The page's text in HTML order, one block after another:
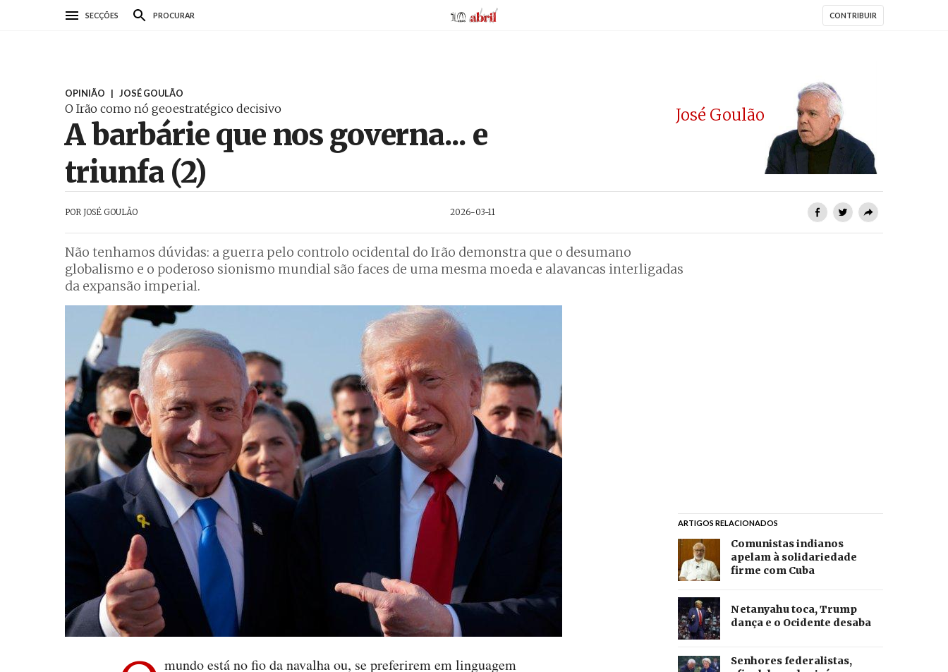
SECÇÕES PROCURAR AbrilAbril CONTRIBUIR
OPINIÃO | JOSÉ GOULÃO
O Irão como nó geoestratégico decisivo
A barbárie que nos governa... e
triunfa (2)
José Goulão
POR JOSÉ GOULÃO 2026-03-11
Não tenhamos dúvidas: a guerra pelo controlo ocidental do Irão demonstra que o desumano
globalismo e o poderoso sionismo mundial são faces de uma mesma moeda e alavancas interligadas
da expansão imperial.
mundo está no fio da navalha ou, se preferirem em linguagem
ARTIGOS RELACIONADOS
Comunistas indianos
apelam à solidariedade
firme com Cuba
Netanyahu toca, Trump
dança e o Ocidente desaba
Senhores federalistas,